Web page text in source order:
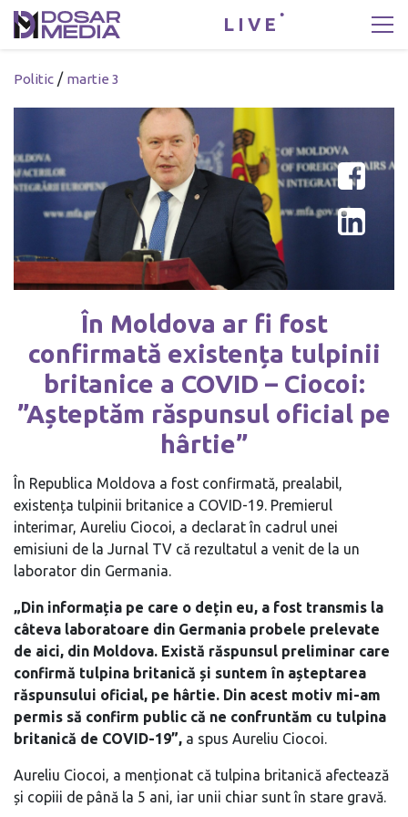
LIVE
Politic / martie 3
În Moldova ar fi fost
confirmată existența tulpinii
britanice a COVID – Ciocoi:
”Așteptăm răspunsul oficial pe
hârtie”
În Republica Moldova a fost confirmată, prealabil,
existența tulpinii britanice a COVID-19. Premierul
interimar, Aureliu Ciocoi, a declarat în cadrul unei
emisiuni de la Jurnal TV că rezultatul a venit de la un
laborator din Germania.
„Din informația pe care o dețin eu, a fost transmis la
câteva laboratoare din Germania probele prelevate
de aici, din Moldova. Există răspunsul preliminar care
confirmă tulpina britanică și suntem în așteptarea
răspunsului oficial, pe hârtie. Din acest motiv mi-am
permis să confirm public că ne confruntăm cu tulpina
britanică de COVID-19”, a spus Aureliu Ciocoi.
Aureliu Ciocoi, a menționat că tulpina britanică afectează
și copiii de până la 5 ani, iar unii chiar sunt în stare gravă.